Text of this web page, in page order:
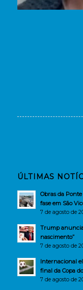
ÚLTIMAS
Obras da
fase em São
7 de agosto de
Trump
nascimento”
7 de agosto de
Internacional
final da Copa
7 de agosto de